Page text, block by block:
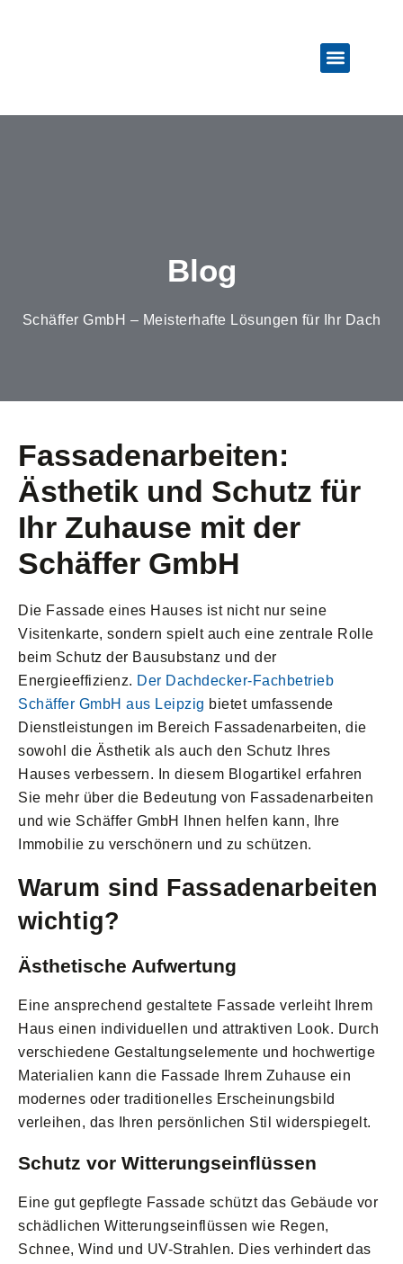
Blog
Schäffer GmbH – Meisterhafte Lösungen für Ihr Dach
Fassadenarbeiten:
Ästhetik und Schutz für
Ihr Zuhause mit der
Schäffer GmbH
Die Fassade eines Hauses ist nicht nur seine
Visitenkarte, sondern spielt auch eine zentrale Rolle
beim Schutz der Bausubstanz und der
Energieeffizienz. Der Dachdecker-Fachbetrieb
Schäffer GmbH aus Leipzig bietet umfassende
Dienstleistungen im Bereich Fassadenarbeiten, die
sowohl die Ästhetik als auch den Schutz Ihres
Hauses verbessern. In diesem Blogartikel erfahren
Sie mehr über die Bedeutung von Fassadenarbeiten
und wie Schäffer GmbH Ihnen helfen kann, Ihre
Immobilie zu verschönern und zu schützen.
Warum sind Fassadenarbeiten
wichtig?
Ästhetische Aufwertung
Eine ansprechend gestaltete Fassade verleiht Ihrem
Haus einen individuellen und attraktiven Look. Durch
verschiedene Gestaltungselemente und hochwertige
Materialien kann die Fassade Ihrem Zuhause ein
modernes oder traditionelles Erscheinungsbild
verleihen, das Ihren persönlichen Stil widerspiegelt.
Schutz vor Witterungseinflüssen
Eine gut gepflegte Fassade schützt das Gebäude vor
schädlichen Witterungseinflüssen wie Regen,
Schnee, Wind und UV-Strahlen. Dies verhindert das